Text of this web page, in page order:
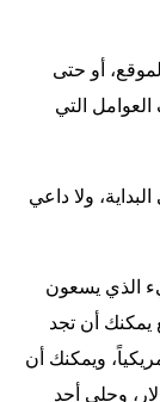
أو حتى
التي
ولا داعي
الذي يسعون
يمكنك أن تجد
مستعملاً بـ 90 سنتاً أمريكياً، ويمكنك أن
للبيع بـ 20 مليون دولار، وحلي أحد